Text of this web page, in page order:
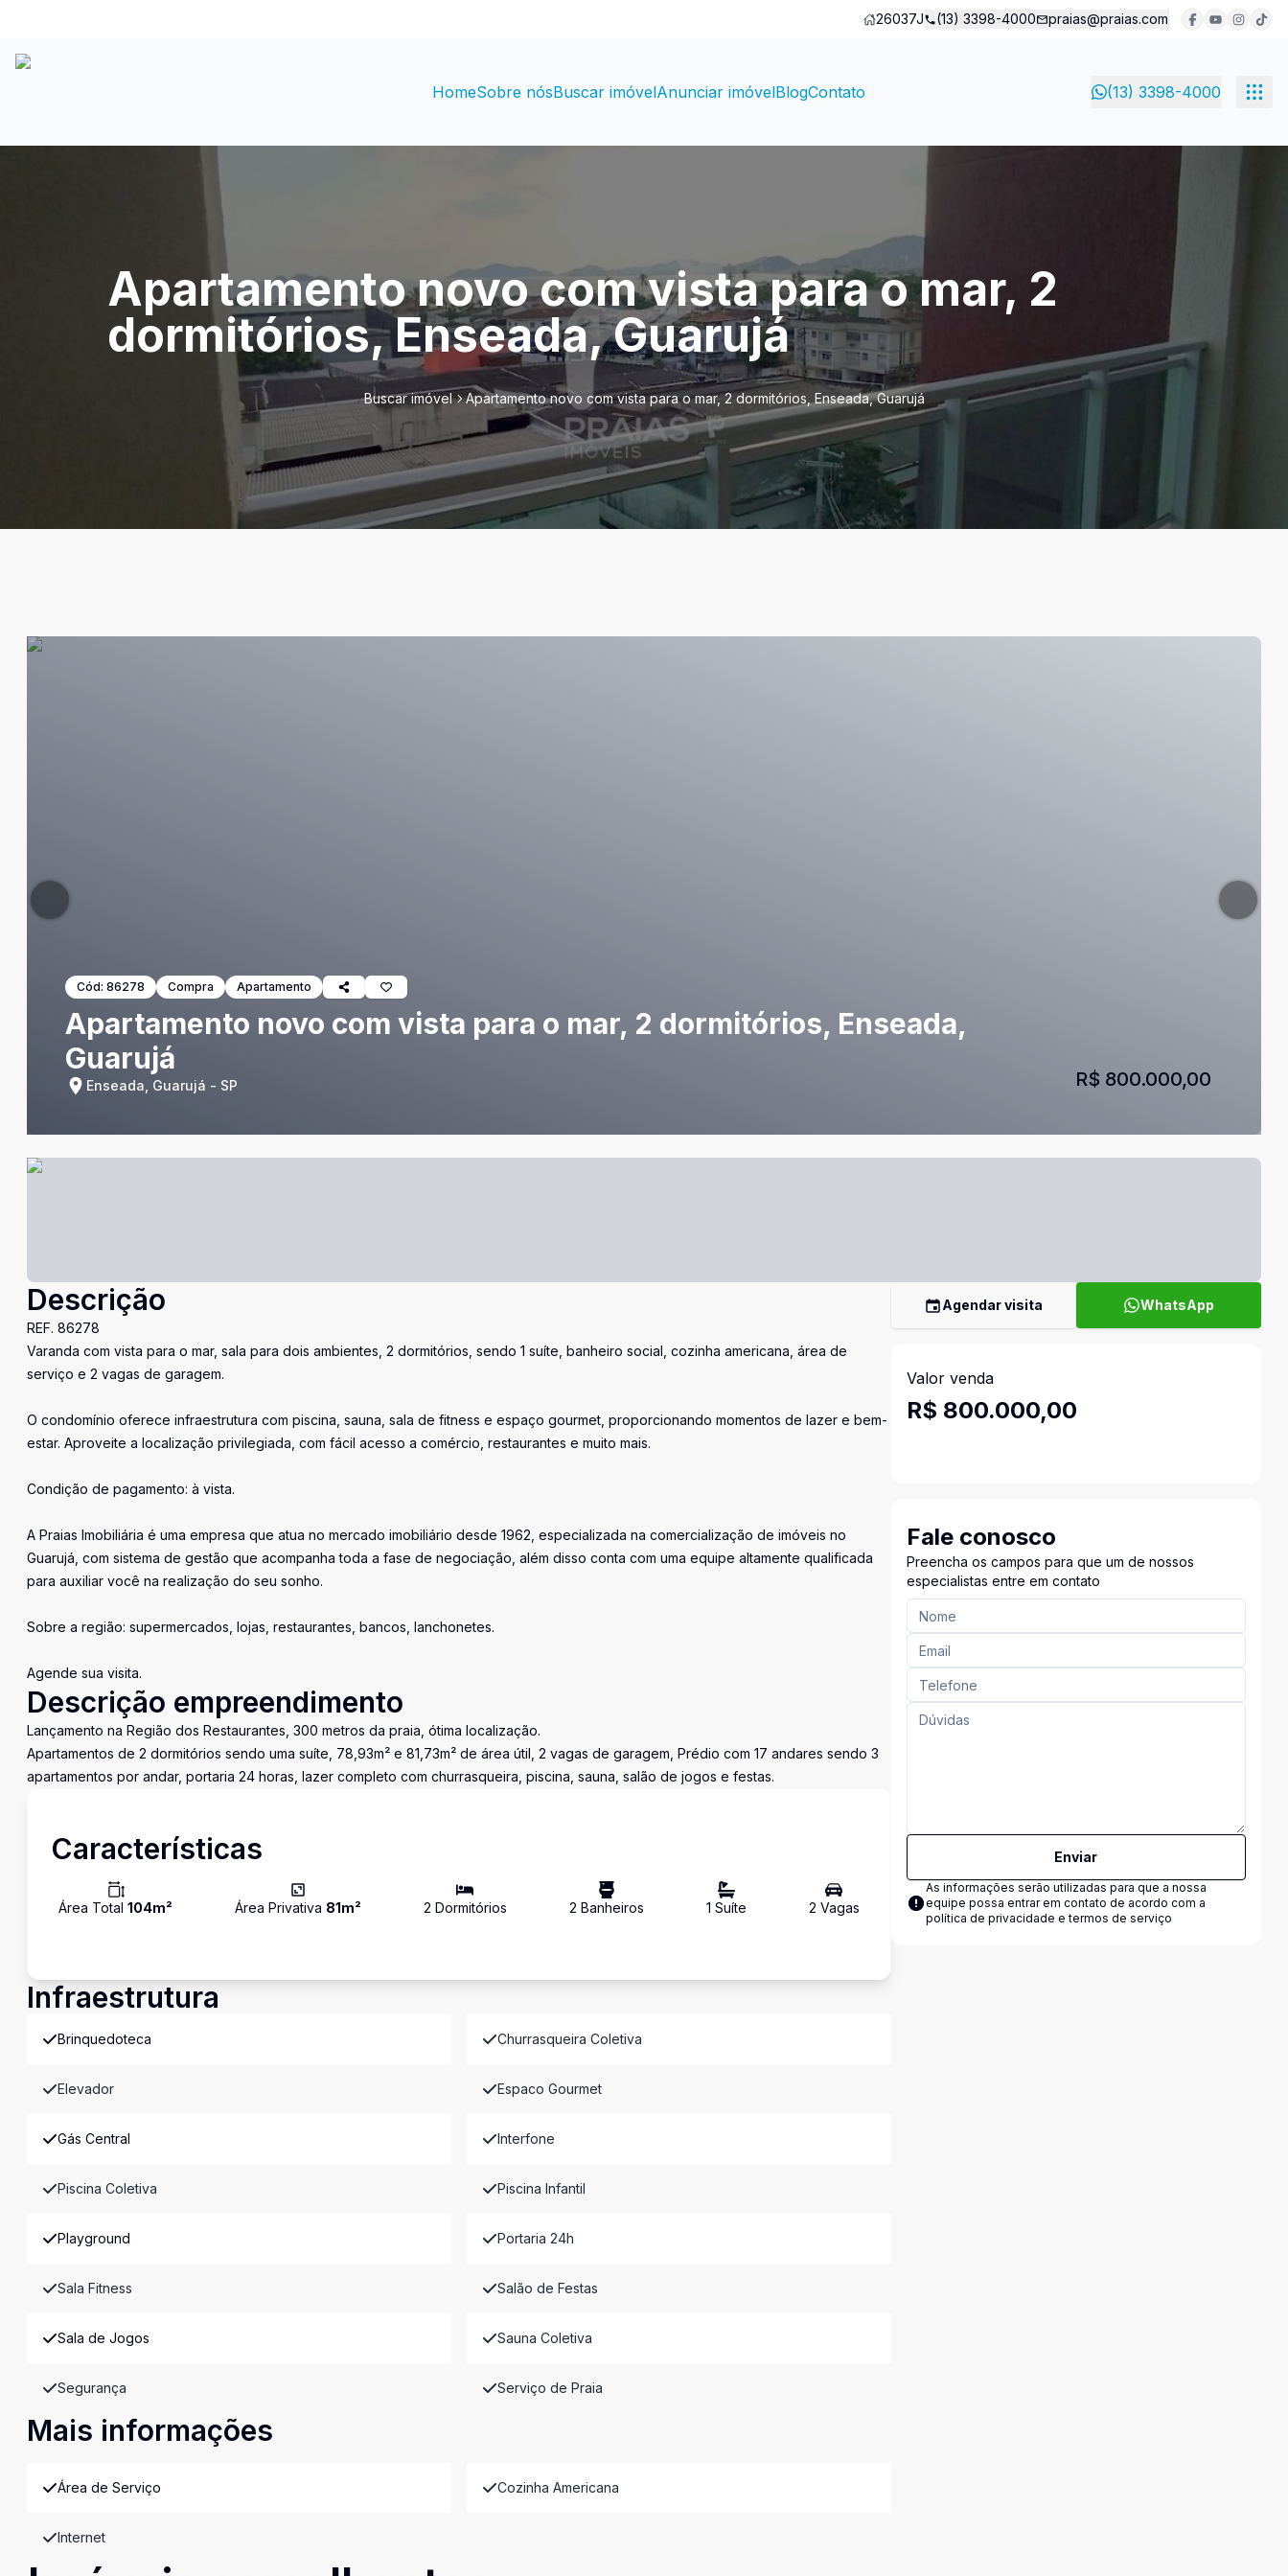
26037J (13) 3398-4000 praias@praias.com
HomeSobre nósBuscar imóvelAnunciar imóvelBlogContato (13) 3398-4000
Apartamento novo com vista para o mar, 2
dormitórios, Enseada, Guarujá
Buscar imóvel Apartamento novo com vista para o mar, 2 dormitórios, Enseada, Guarujá
Cód: 86278 Compra Apartamento
Apartamento novo com vista para o mar, 2 dormitórios, Enseada,
Guarujá
Enseada, Guarujá - SP R$ 800.000,00
Descrição
REF. 86278
Varanda com vista para o mar, sala para dois ambientes, 2 dormitórios, sendo 1 suíte, banheiro social, cozinha americana, área de
serviço e 2 vagas de garagem.
O condomínio oferece infraestrutura com piscina, sauna, sala de fitness e espaço gourmet, proporcionando momentos de lazer e bem-
estar. Aproveite a localização privilegiada, com fácil acesso a comércio, restaurantes e muito mais.
Condição de pagamento: à vista.
A Praias Imobiliária é uma empresa que atua no mercado imobiliário desde 1962, especializada na comercialização de imóveis no
Guarujá, com sistema de gestão que acompanha toda a fase de negociação, além disso conta com uma equipe altamente qualificada
para auxiliar você na realização do seu sonho.
Sobre a região: supermercados, lojas, restaurantes, bancos, lanchonetes.
Agende sua visita.
Descrição empreendimento
Lançamento na Região dos Restaurantes, 300 metros da praia, ótima localização.
Apartamentos de 2 dormitórios sendo uma suíte, 78,93m² e 81,73m² de área útil, 2 vagas de garagem, Prédio com 17 andares sendo 3
apartamentos por andar, portaria 24 horas, lazer completo com churrasqueira, piscina, sauna, salão de jogos e festas.
Características
Área Total 104m² Área Privativa 81m² 2 Dormitórios 2 Banheiros 1 Suíte 2 Vagas
Infraestrutura
Brinquedoteca Churrasqueira Coletiva
Elevador Espaco Gourmet
Gás Central Interfone
Piscina Coletiva Piscina Infantil
Playground Portaria 24h
Sala Fitness Salão de Festas
Sala de Jogos Sauna Coletiva
Segurança Serviço de Praia
Mais informações
Área de Serviço Cozinha Americana
Internet
Agendar visita WhatsApp
Valor venda
R$ 800.000,00
Fale conosco
Preencha os campos para que um de nossos
especialistas entre em contato
Enviar
As informações serão utilizadas para que a nossa
equipe possa entrar em contato de acordo com a
política de privacidade e termos de serviço